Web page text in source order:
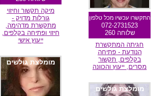
התקשרו עכשיו מכל טלפון
072-2731523
שלוחה 260
חגיתה המתקשרת
הנודעת - פתיחה
בקלפים, תקשור
מסרים, ייעוץ והכוונה
מומלצת גולשים
מיקה תקשור וחיזוי
גורלות מדויק -
מתקשרת מדהימה,
חיזוי ופתיחה בקלפים,
ייעוץ אישי
מומלצת גולשים